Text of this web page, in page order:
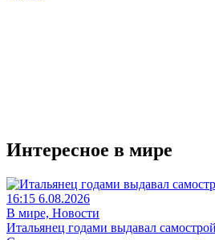
Интересное в мире
16:15 6.08.2026
В мире, Новости
Итальянец годами выдавал